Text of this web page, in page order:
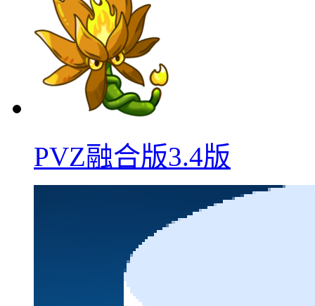
PVZ融合版3.4版